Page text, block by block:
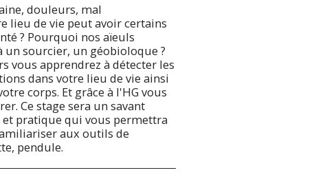
douleurs, mal
lieu de vie peut avoir certains
? Pourquoi nos aïeuls
sourcier, un géobioloque ?
vous apprendrez à détecter les
dans votre lieu de vie ainsi
corps. Et grâce à l'HG vous
Ce stage sera un savant
pratique qui vous permettra
aux outils de
pendule.